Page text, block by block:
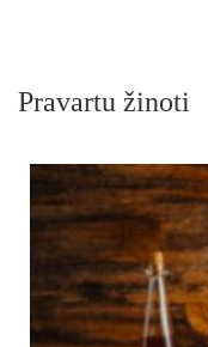
Pravartu žinoti